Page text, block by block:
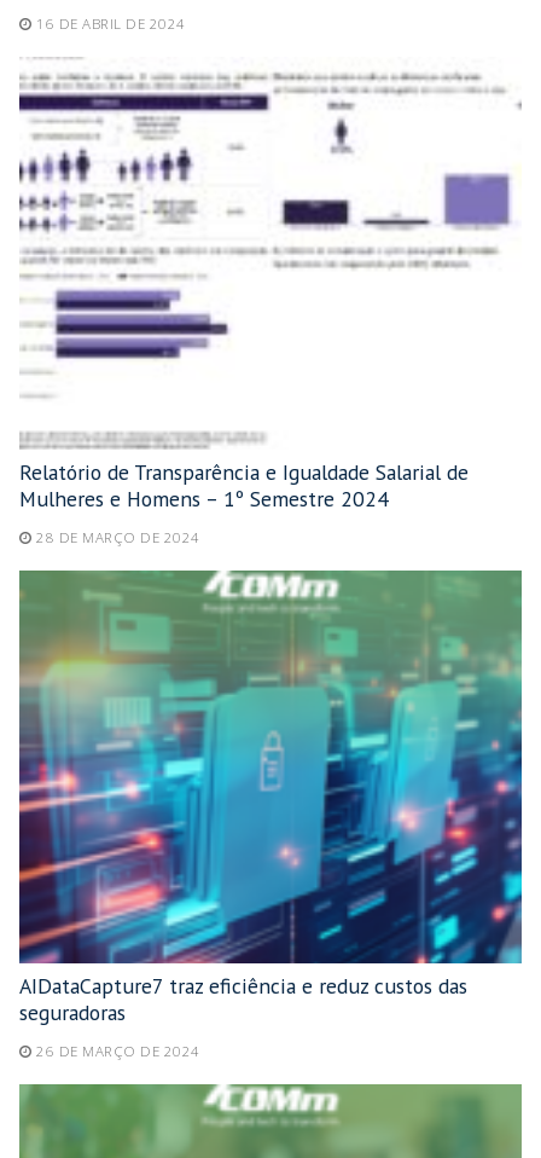
16 DE ABRIL DE 2024
Relatório de Transparência e Igualdade Salarial de
Mulheres e Homens – 1º Semestre 2024
28 DE MARÇO DE 2024
AIDataCapture7 traz eficiência e reduz custos das
seguradoras
26 DE MARÇO DE 2024